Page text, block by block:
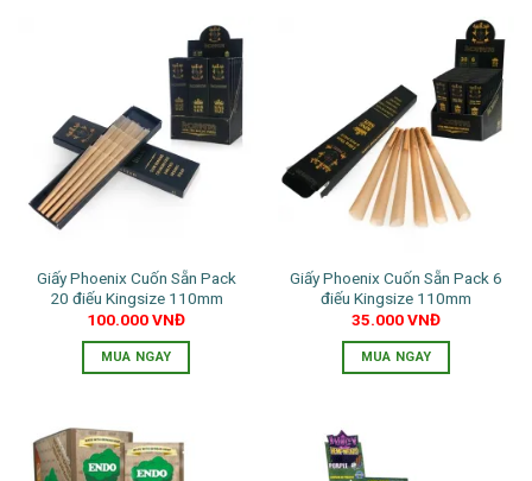
Giấy Phoenix Cuốn Sẵn Pack
20 điếu Kingsize 110mm
100.000VNĐ
MUA NGAY
Giấy Phoenix Cuốn Sẵn Pack 6
điếu Kingsize 110mm
35.000VNĐ
MUA NGAY